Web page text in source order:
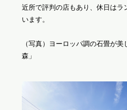
近所で評判の店もあり、休日はラ
います。
（写真）ヨーロッパ調の石畳が
森」